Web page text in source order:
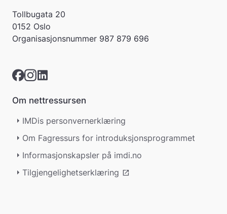
Tollbugata 20
0152 Oslo
Organisasjonsnummer 987 879 696
Om nettressursen
IMDis personvernerklæring
Om Fagressurs for introduksjonsprogrammet
Informasjonskapsler på imdi.no
Tilgjengelighetserklæring open_in_new